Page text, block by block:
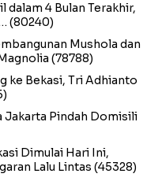
dalam 4 Bulan Terakhir,
(80240)
Mushola dan
(78788)
ke Bekasi, Tri Adhianto
Jakarta Pindah Domisili
Dimulai Hari Ini,
Lalu Lintas (45328)